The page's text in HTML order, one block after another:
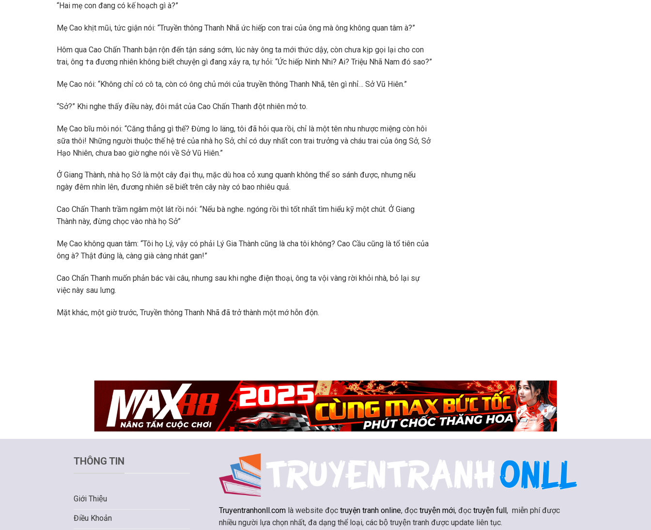
“Hai mẹ con đang có kế hoạch gì à?”
Mẹ Cao khịt mũi, tức giận nói: “Truyền thông Thanh Nhã ức hiếp con trai của ông mà ông không quan tâm à?”
Hôm qua Cao Chấn Thanh bận rộn đến tận sáng sớm, lúc này ông ta mới thức dậy, còn chưa kịp gọi lại cho con
trai, ông †a đương nhiên không biết chuyện gì đang xảy ra, tự hỏi: “Ức hiếp Ninh Nhi? Ai? Triệu Nhã Nam đó sao?”
Mẹ Cao nói: “Không chỉ có cô ta, còn có ông chủ mới của truyền thông Thanh Nhã, tên gì nhỉ… Sở Vũ Hiên.”
“Sở?” Khi nghe thấy điều này, đôi mắt của Cao Chấn Thanh đột nhiên mở to.
Mẹ Cao bĩu môi nói: “Căng thẳng gì thế? Đừng lo läng, tôi đã hỏi qua rồi, chỉ là một tên nhu nhược miệng còn hôi
sữa thôi! Những người thuộc thế hệ trẻ của nhà họ Sở, chỉ có duy nhất con trai trưởng và cháu trai của ông Sở, Sở
Hạo Nhiên, chưa bao giờ nghe nói về Sở Vũ Hiên.”
Ở Giang Thành, nhà họ Sở là một cây đại thụ, mặc dù hoa cỏ xung quanh không thể so sánh được, nhưng nếu
ngày đêm nhìn lên, đương nhiên sẽ biết trên cây này có bao nhiêu quả.
Cao Chấn Thanh trầm ngâm một lát rồi nói: “Nếu bà nghe. ngóng rồi thì tốt nhất tìm hiểu kỹ một chút. Ở Giang
Thành này, đừng chọc vào nhà họ Sở”
Mẹ Cao không quan tâm: “Tôi họ Lý, vậy có phải Lý Gia Thành cũng là cha tôi không? Cao Cầu cũng là tổ tiên của
ông à? Thật đúng là, càng già càng nhát gan!”
Cao Chấn Thanh muốn phản bác vài câu, nhưng sau khi nghe điện thoại, ông ta vội vàng rời khỏi nhà, bỏ lại sự
việc này sau lưng.
Mặt khác, một giờ trước, Truyền thông Thanh Nhã đã trở thành một mớ hỗn độn.
THÔNG TIN
Giới Thiệu
Điều Khoản
Truyentranhonll.com là website đọc truyện tranh online, đọc truyện mới, đọc truyện full , miễn phí được
nhiều người lựa chọn nhất, đa dạng thể loại, các bộ truyện tranh được update liên tục.